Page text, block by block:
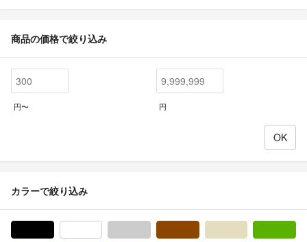
商品の価格で絞り込み
円〜 円
カラーで絞り込み